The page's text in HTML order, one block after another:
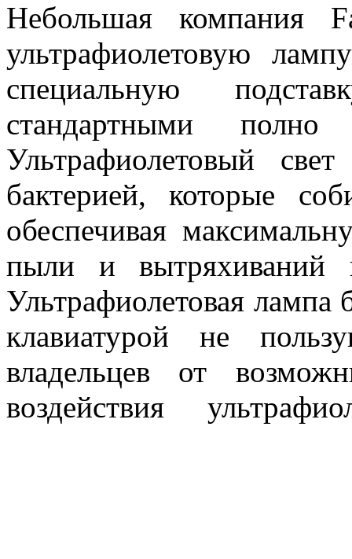
Небольшая компания
ультрафиолетовую
специальную
стандартными полно
Ультрафиолетовый
бактерией, которые
обеспечивая
пыли и вытряхиваний
Ультрафиолетовая лампа
клавиатурой не
владельцев от
воздействия